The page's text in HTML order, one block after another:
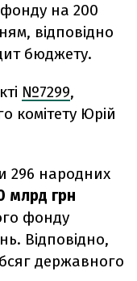
на 200
відповідно
бюджету.
№7299,
комітету Юрій
296 народних
млрд грн
фонду
Відповідно,
державного